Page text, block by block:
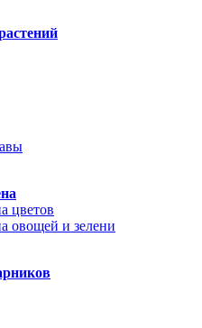
цветов
овощей и зелени